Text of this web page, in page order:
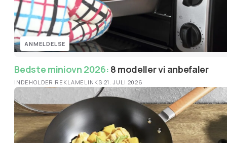
ANMELDELSE
Bedste miniovn 2026: 8 modeller vi anbefaler
INDEHOLDER REKLAMELINKS·21. JULI 2026